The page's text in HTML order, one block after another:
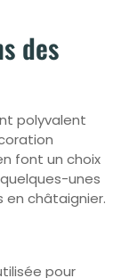
des
polyvalent
font un choix
unes
en châtaignier.
pour